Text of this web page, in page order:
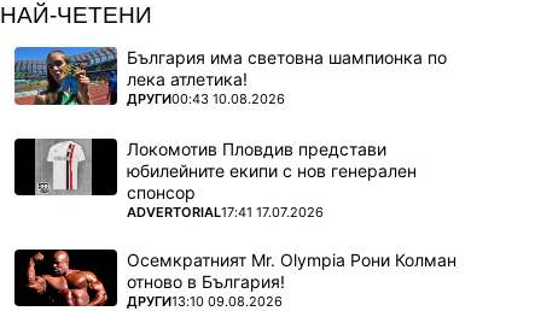
НАЙ-ЧЕТЕНИ
България има световна шампионка по
лека атлетика!
ПОВЕЧЕ ОТ
ДРУГИ00:43 10.08.2026
Локомотив Пловдив представи
юбилейните екипи с нов генерален
спонсор
ПОВЕЧЕ ОТ
ADVERTORIAL17:41 17.07.2026
Осемкратният Mr. Olympia Рони Колман
отново в България!
ПОВЕЧЕ ОТ
ДРУГИ13:10 09.08.2026